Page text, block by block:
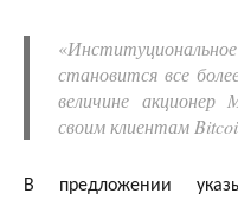
«
становится все
величине акционер
своим клиентам
В предложении